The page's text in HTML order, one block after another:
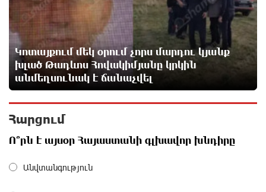
հաղթահարել են Արարատի գագաթը
15 ժամ առաջ
Վթար Լոռու մարզում․ փրկարարները վարորդին
դուրս են բերել արգելափակումից
Երևանում երթուղիների փոփոխություն կլինի
Կոտայքում մեկ օրում չորս մարդու կյանք
խլած Թադևոս Հովակիմյանը կրկին
անմեղսունակ է ճանաչվել
Հարցում
Ո՞րն է այսօր Հայաստանի գլխավոր խնդիրը
Անվտանգություն